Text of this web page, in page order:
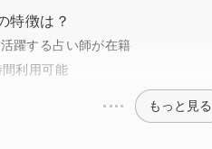
特徴は？
躍する占い師が在籍
利用可能
もっと見る